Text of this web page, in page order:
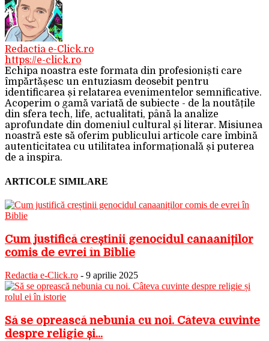
Redactia e-Click.ro
https://e-click.ro
Echipa noastra este formata din profesioniști care
împărtășesc un entuziasm deosebit pentru
identificarea și relatarea evenimentelor semnificative.
Acoperim o gamă variată de subiecte - de la noutățile
din sfera tech, life, actualitati, până la analize
aprofundate din domeniul cultural și literar. Misiunea
noastră este să oferim publicului articole care îmbină
autenticitatea cu utilitatea informațională și puterea
de a inspira.
ARTICOLE SIMILARE
Cum justifică creștinii genocidul canaaniților
comis de evrei în Biblie
Redactia e-Click.ro - 9 aprilie 2025
Să se oprească nebunia cu noi. Câteva cuvinte
despre religie și...